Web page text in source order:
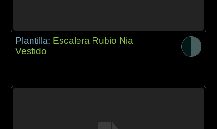
Plantilla: Escalera Rubio Nia
Vestido